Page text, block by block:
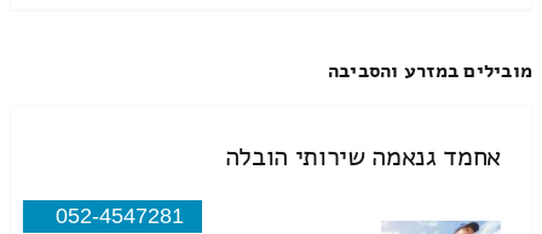
מובילים במזרע והסביבה
אחמד גנאמה שירותי הובלה
052-4547281